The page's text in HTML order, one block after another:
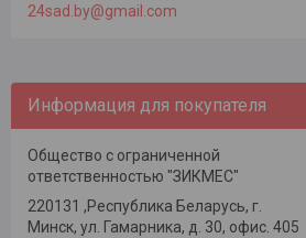
24sad.by@gmail.com
Информация для покупателя
Общество с ограниченной
ответственностью "ЗИКМЕС"
220131 ,Республика Беларусь, г.
Минск, ул. Гамарника, д. 30, офис. 405